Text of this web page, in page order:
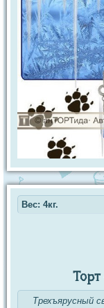
Вес: 4кг.
Трехъярусный